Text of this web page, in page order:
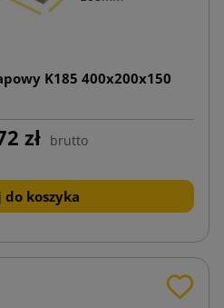
K185 400x200x150
zł brutto
do koszyka